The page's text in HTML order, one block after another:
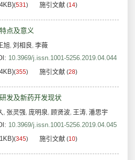
(531) 施引文献 (14)
点及意义
旭, 刘相良, 李薇
10.3969/j.issn.1001-5256.2019.04.044
(355) 施引文献 (28)
发及新药开发现状
, 张灵强, 庞明泉, 顾贤波, 王涛, 潘思宇
10.3969/j.issn.1001-5256.2019.04.045
(345) 施引文献 (10)